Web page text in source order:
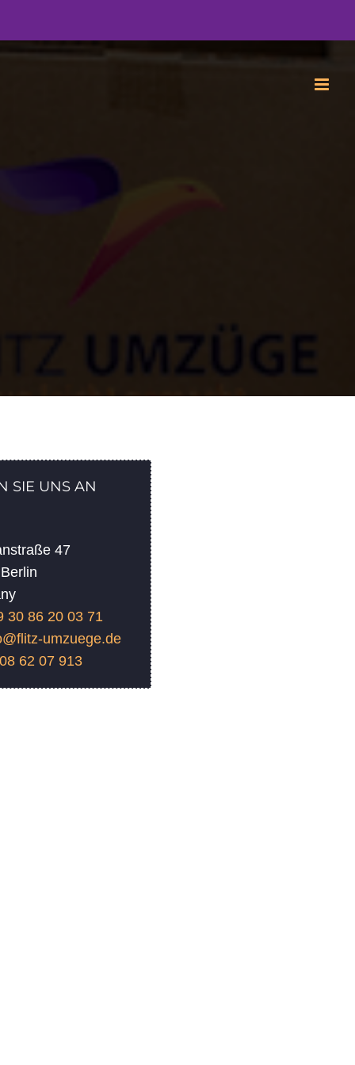
SIE UNS AN
47
30 86 20 03 71
umzuege.de
62 07 913